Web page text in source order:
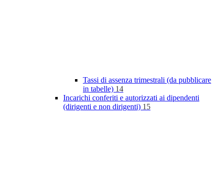
Tassi di assenza trimestrali (da pubblicare
in tabelle) 14
Incarichi conferiti e autorizzati ai dipendenti
(dirigenti e non dirigenti) 15